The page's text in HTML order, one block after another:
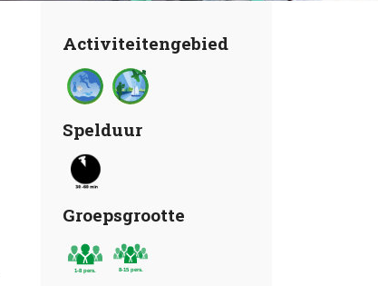
Activiteitengebied
Spelduur
Groepsgrootte